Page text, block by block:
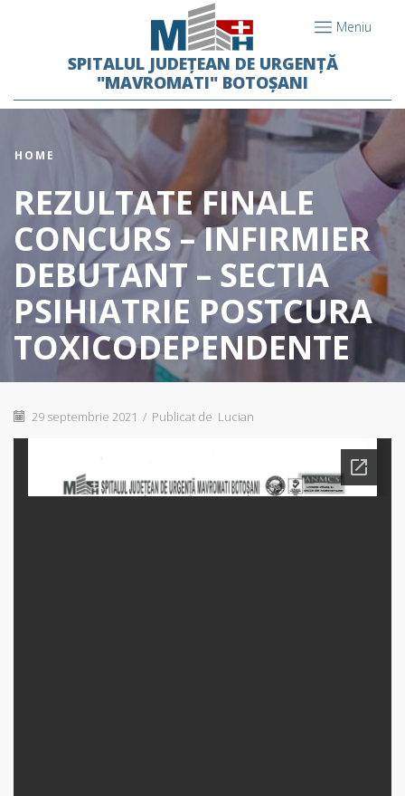
Meniu
SPITALUL JUDEȚEAN DE URGENȚĂ
"MAVROMATI" BOTOȘANI
HOME
REZULTATE FINALE
CONCURS – INFIRMIER
DEBUTANT – SECTIA
PSIHIATRIE POSTCURA
TOXICODEPENDENTE
29 septembrie 2021 / Publicat de Lucian